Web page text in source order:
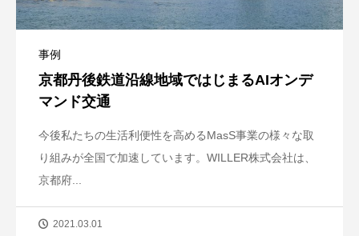
事例
京都丹後鉄道沿線地域ではじまるAIオンデ
マンド交通
今後私たちの生活利便性を高めるMasS事業の様々な取
り組みが全国で加速しています。WILLER株式会社は、
京都府...
2021.03.01